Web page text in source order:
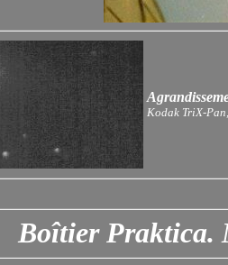
Kodak TriX-
Boîtier